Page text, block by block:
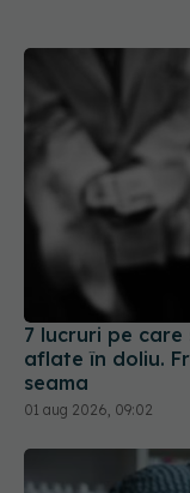
7 lucruri pe care
aflate în doliu.
seama
01 aug 2026, 09:02